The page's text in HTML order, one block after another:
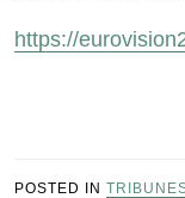
https://
POSTED IN